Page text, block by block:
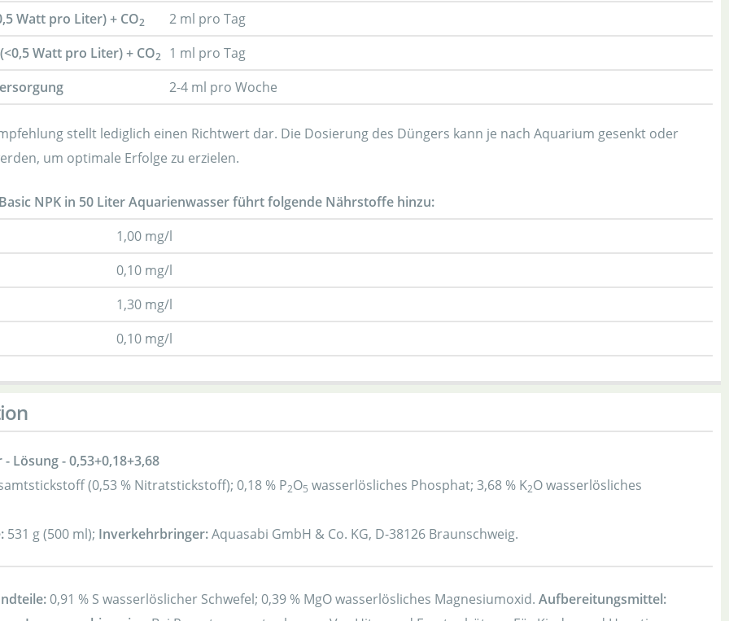
Watt pro Liter) + CO2
2 ml pro Tag
Watt pro Liter) + CO2
1 ml pro Tag
2-4 ml pro Woche
stellt lediglich einen Richtwert dar. Die Dosierung des Düngers kann je nach Aquarium gesenkt oder
um optimale Erfolge zu erzielen.
NPK in 50 Liter Aquarienwasser führt folgende Nährstoffe hinzu:
1,00 mg/l
0,10 mg/l
1,30 mg/l
0,10 mg/l
Lösung - 0,53+0,18+3,68
(0,53 % Nitratstickstoff); 0,18 % P2O5 wasserlösliches Phosphat; 3,68 % K2O wasserlösliches
531 g (500 ml); Inverkehrbringer:Aquasabi GmbH & Co. KG, D-38126 Braunschweig.
0,91 % S wasserlöslicher Schwefel; 0,39 % MgO wasserlösliches Magnesiumoxid. Aufbereitungsmittel: